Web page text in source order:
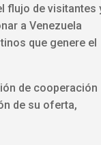
flujo de visitantes
a Venezuela
que genere el
de cooperación
de su oferta,